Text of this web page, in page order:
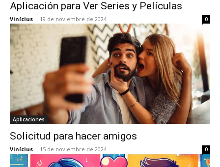
Aplicación para Ver Series y Películas
Vinícius - 19 de noviembre de 2024 0
Aplicaciones
Solicitud para hacer amigos
Vinícius - 15 de noviembre de 2024 0